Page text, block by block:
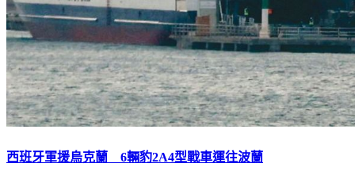
西班牙軍援烏克蘭 6輛豹2A4型戰車運往波蘭